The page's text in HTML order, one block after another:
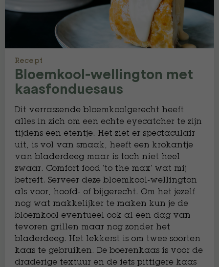
Recept
Bloemkool-wellington met
kaasfonduesaus
Dit verrassende bloemkoolgerecht heeft
alles in zich om een echte eyecatcher te zijn
tijdens een etentje. Het ziet er spectaculair
uit, is vol van smaak, heeft een krokantje
van bladerdeeg maar is toch niet heel
zwaar. Comfort food ‘to the max’ wat mij
betreft. Serveer deze bloemkool-wellington
als voor, hoofd- of bijgerecht. Om het jezelf
nog wat makkelijker te maken kun je de
bloemkool eventueel ook al een dag van
tevoren grillen maar nog zonder het
bladerdeeg. Het lekkerst is om twee soorten
kaas te gebruiken. De boerenkaas is voor de
draderige textuur en de iets pittigere kaas